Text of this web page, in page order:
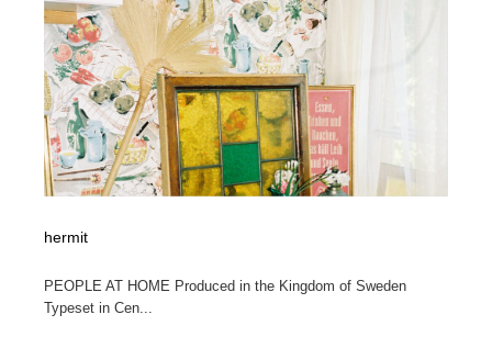
hermit
PEOPLE AT HOME Produced in the Kingdom of Sweden
Typeset in Cen...